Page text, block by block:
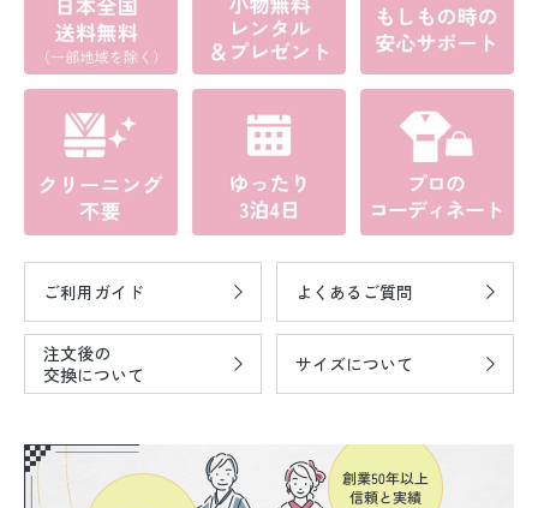
ご利用ガイド よくあるご質問
注文後の
交換について
サイズについて